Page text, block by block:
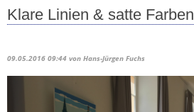
Klare Linien & satte Farben
09.05.2016 09:44 von Hans-Jürgen Fuchs